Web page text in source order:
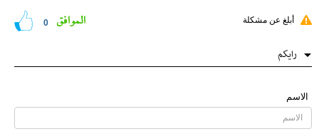
أبلغ عن مشكلة 0 الموافق
رایکم
الاسم